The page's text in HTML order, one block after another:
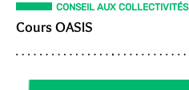
CONSEIL AUX COLLECTIVITÉS
Cours OASIS